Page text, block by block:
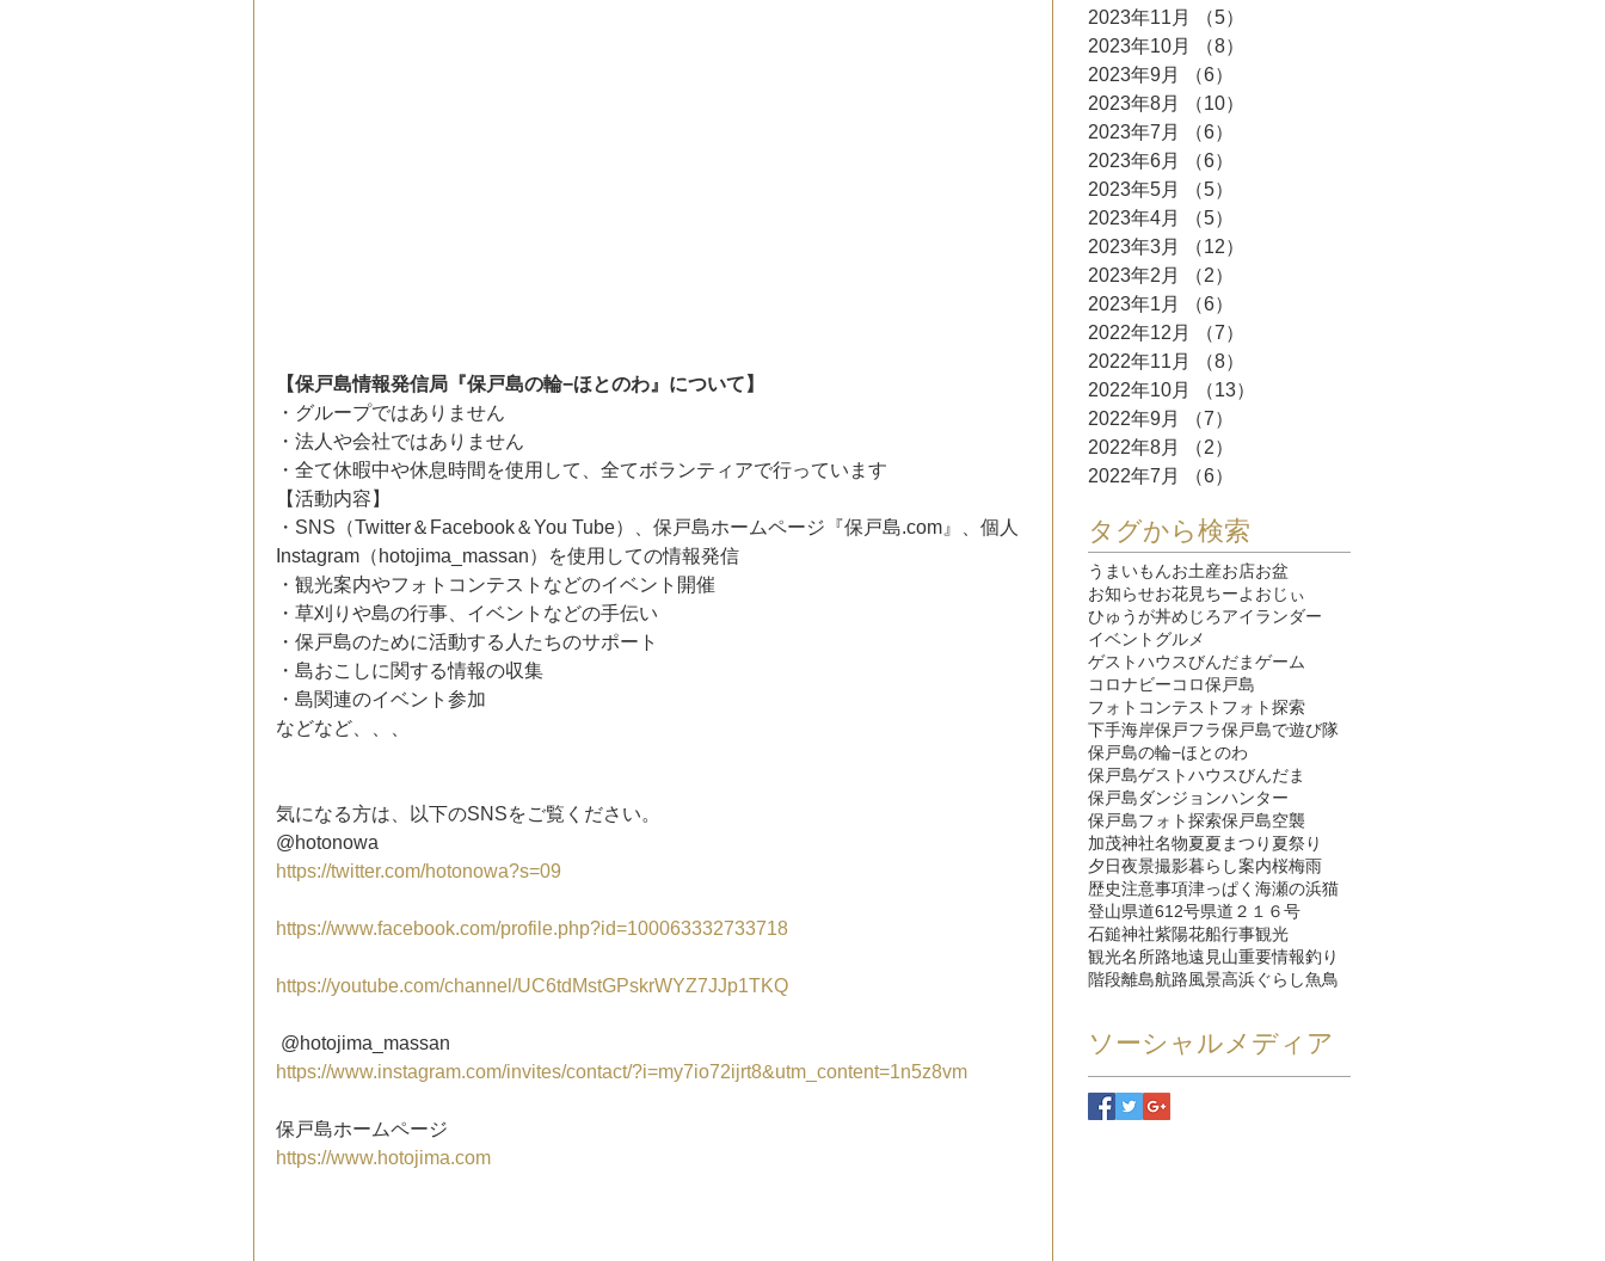
【保戸島情報発信局『保戸島の輪−ほとのわ』について】
・グループではありません
・法人や会社ではありません
・全て休暇中や休息時間を使用して、全てボランティアで行っています
【活動内容】
・SNS（Twitter＆Facebook＆You Tube）、保戸島ホームページ『保戸島.com』、個人
Instagram（hotojima_massan）を使用しての情報発信
・観光案内やフォトコンテストなどのイベント開催
・草刈りや島の行事、イベントなどの手伝い
・保戸島のために活動する人たちのサポート
・島おこしに関する情報の収集
・島関連のイベント参加
などなど、、、
気になる方は、以下のSNSをご覧ください。
@hotonowa
https://twitter.com/hotonowa?s=09
https://www.facebook.com/profile.php?id=100063332733718
https://youtube.com/channel/UC6tdMstGPskrWYZ7JJp1TKQ
@hotojima_massan
https://www.instagram.com/invites/contact/?i=my7io72ijrt8&utm_content=1n5z8vm
保戸島ホームページ
https://www.hotojima.com
2023年11月
（5）
2023年10月
（8）
2023年9月
（6）
2023年8月
（10）
2023年7月
（6）
2023年6月
（6）
2023年5月
（5）
2023年4月
（5）
2023年3月
（12）
2023年2月
（2）
2023年1月
（6）
2022年12月
（7）
2022年11月
（8）
2022年10月
（13）
2022年9月
（7）
2022年8月
（2）
2022年7月
（6）
タグから検索
うまいもんお土産お店お盆
お知らせお花見ちーよおじぃ
ひゅうが丼めじろアイランダー
イベント グルメ
ゲストハウスびんだまゲーム
コロナビーコロ保戸島
フォトコンテスト フォト探索
下手海岸保戸フラ保戸島で遊び隊
保戸島の輪−ほとのわ
保戸島ゲストハウスびんだま
保戸島ダンジョンハンター
保戸島フォト探索保戸島空襲
加茂神社名物夏夏まつり 夏祭り
夕日夜景撮影暮らし案内桜梅雨
歴史注意事項津っぱく 海瀬の浜猫
登山県道612号県道２１６号
石鎚神社紫陽花船行事観光
観光名所路地遠見山重要情報釣り
階段離島航路 風景高浜ぐらし魚鳥
ソーシャルメディア